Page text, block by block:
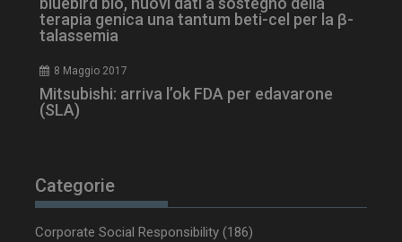
terapia genica una tantum beti-cel per la β-
talassemia
8 Maggio 2017
Mitsubishi: arriva l’ok FDA per edavarone
(SLA)
Categorie
Corporate Social Responsibility (186)